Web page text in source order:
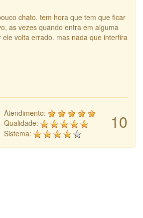
chato. tem hora que tem que ficar
as vezes quando entra em alguma
volta errado. mas nada que interfira
10
Atendimento:
Qualidade:
Sistema: